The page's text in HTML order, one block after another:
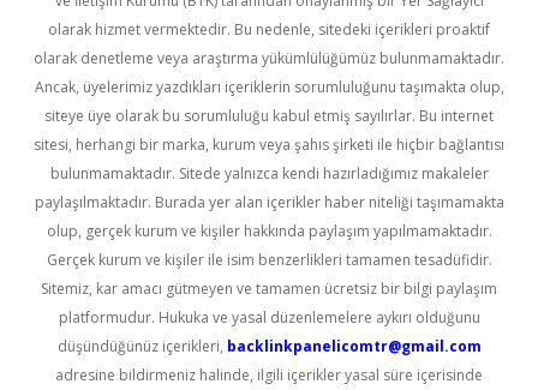
olarak hizmet vermektedir. Bu nedenle, sitedeki içerikleri proaktif
olarak denetleme veya araştırma yükümlülüğümüz bulunmamaktadır.
Ancak, üyelerimiz yazdıkları içeriklerin sorumluluğunu taşımakta olup,
siteye üye olarak bu sorumluluğu kabul etmiş sayılırlar. Bu internet
sitesi, herhangi bir marka, kurum veya şahıs şirketi ile hiçbir bağlantısı
bulunmamaktadır. Sitede yalnızca kendi hazırladığımız makaleler
paylaşılmaktadır. Burada yer alan içerikler haber niteliği taşımamakta
olup, gerçek kurum ve kişiler hakkında paylaşım yapılmamaktadır.
Gerçek kurum ve kişiler ile isim benzerlikleri tamamen tesadüfidir.
Sitemiz, kar amacı gütmeyen ve tamamen ücretsiz bir bilgi paylaşım
platformudur. Hukuka ve yasal düzenlemelere aykırı olduğunu
düşündüğünüz içerikleri, backlinkpanelicomtr@gmail.com
adresine bildirmeniz halinde, ilgili içerikler yasal süre içerisinde